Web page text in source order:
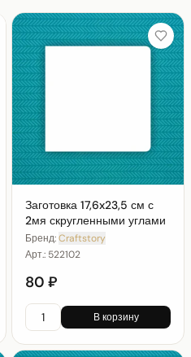
Заготовка 17,6x23,5 см с
2мя скругленными углами
Бренд:Craftstory
Арт.: 522102
80 ₽
В корзину